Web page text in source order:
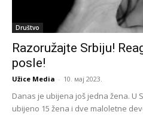
Društvo
Razoružajte Srbiju!
posle!
Užice Media - 10. мај 2023.
Danas je ubijena još jedna žena. U
ubijeno 15 žena i dve maloletne